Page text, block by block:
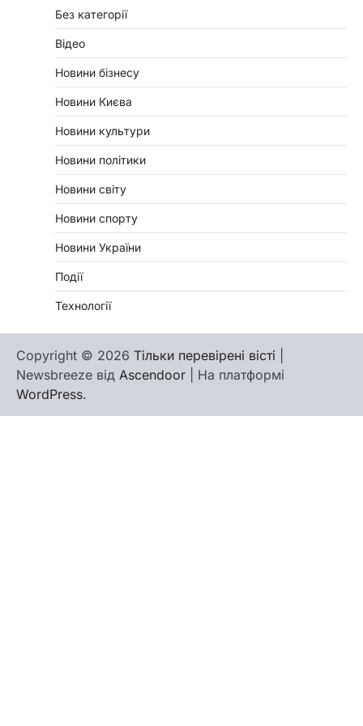
Без категорії
Відео
Новини бізнесу
Новини Києва
Новини культури
Новини політики
Новини світу
Новини спорту
Новини України
Події
Технології
Copyright © 2026 Тільки перевірені вісті
Newsbreeze від Ascendoor | На платформі
WordPress.